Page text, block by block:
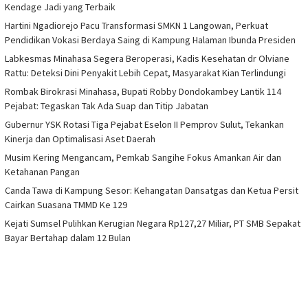
Kendage Jadi yang Terbaik
Hartini Ngadiorejo Pacu Transformasi SMKN 1 Langowan, Perkuat
Pendidikan Vokasi Berdaya Saing di Kampung Halaman Ibunda Presiden
Labkesmas Minahasa Segera Beroperasi, Kadis Kesehatan dr Olviane
Rattu: Deteksi Dini Penyakit Lebih Cepat, Masyarakat Kian Terlindungi
Rombak Birokrasi Minahasa, Bupati Robby Dondokambey Lantik 114
Pejabat: Tegaskan Tak Ada Suap dan Titip Jabatan
Gubernur YSK Rotasi Tiga Pejabat Eselon II Pemprov Sulut, Tekankan
Kinerja dan Optimalisasi Aset Daerah
Musim Kering Mengancam, Pemkab Sangihe Fokus Amankan Air dan
Ketahanan Pangan
Canda Tawa di Kampung Sesor: Kehangatan Dansatgas dan Ketua Persit
Cairkan Suasana TMMD Ke 129
Kejati Sumsel Pulihkan Kerugian Negara Rp127,27 Miliar, PT SMB Sepakat
Bayar Bertahap dalam 12 Bulan